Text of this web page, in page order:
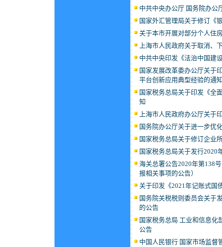
中共中央办公厅 国务院办公
国家外汇管理局关于修订《
关于本市开展对部分个人住
上海市人民政府关于取消、
中共中央印发《法治中国建
国家发展改革委办公厅关于
平台创新应用典型经验的通
国家税务总局关于印发《全
知
上海市人民政府办公厅关于
国务院办公厅关于进一步优
国家税务总局关于修订企业
国家税务总局关于发行2020
海关总署公告2020年第138
报相关事项的公告）
关于印发《2021年记账式国
国务院关税税则委员会关于
的公告
国家税务总局 工业和信息化
公告
中国人民银行 国家市场监督